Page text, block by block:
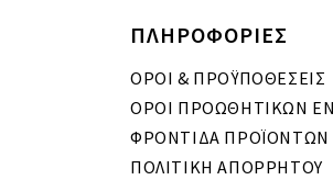
ΠΛΗΡΟΦΟΡΙΕΣ
ΟΡΟΙ & ΠΡΟΫΠΟΘΕΣΕΙΣ
ΟΡΟΙ ΠΡΟΩΘΗΤΙΚΩΝ
ΦΡΟΝΤΙΔΑ ΠΡΟΪΟΝΤΩΝ
ΠΟΛΙΤΙΚΗ ΑΠΟΡΡΗΤΟΥ